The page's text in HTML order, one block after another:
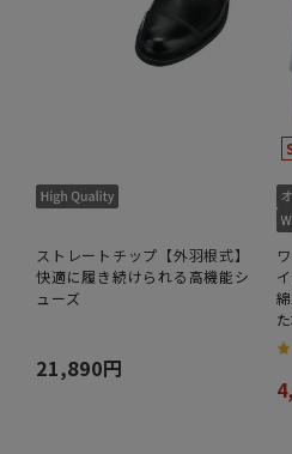
ストレートチップ【外羽根式】
快適に履き続けられる高機能シ
ューズ
21,890円